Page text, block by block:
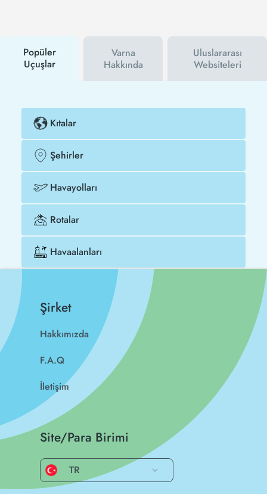
alabilirsiniz.
Popüler
Uçuşlar
Varna
Hakkında
Uluslararası
Websiteleri
Kıtalar
Şehirler
Havayolları
Rotalar
Havaalanları
Şirket
Hakkımızda
F.A.Q
İletişim
Site/Para Birimi
TR